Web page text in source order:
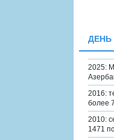
ДЕНЬ
2025:
2016:
более
2010:
1471